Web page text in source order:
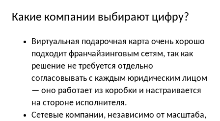
Какие компании выбирают цифру?
Виртуальная подарочная карта очень хорошо
подходит франчайзинговым сетям, так как
решение не требуется отдельно
согласовывать с каждым юридическим лицом
— оно работает из коробки и настраивается
на стороне исполнителя.
Сетевые компании, независимо от масштаба,